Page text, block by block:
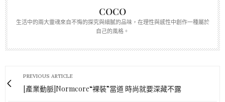
COCO
生活中的兩大靈魂來自不悔的探究與細膩的品味，在理性與感性中創作一種屬於
自己的風格。
PREVIOUS ARTICLE
[產業動脈]Normcore“裸裝”當道 時尚就要深藏不露